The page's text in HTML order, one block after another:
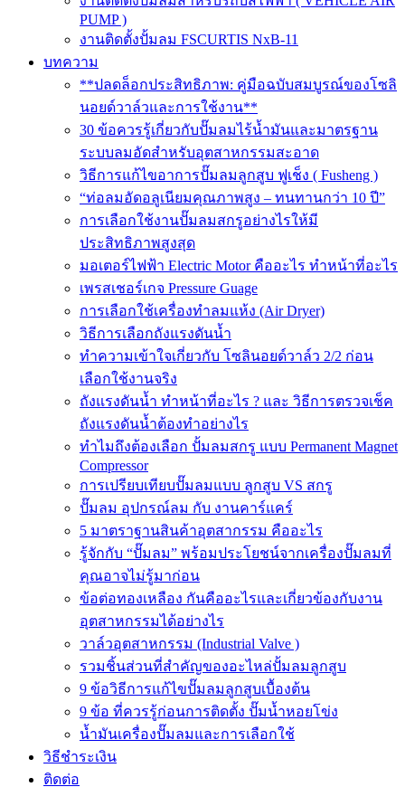
PUMP )
งานติดตั้งปั้มลม FSCURTIS NxB-11
บทความ
**ปลดล็อกประสิทธิภาพ: คู่มือฉบับสมบูรณ์ของโซลิ
นอยด์วาล์วและการใช้งาน**
30 ข้อควรรู้เกี่ยวกับปั๊มลมไร้น้ำมันและมาตรฐาน
ระบบลมอัดสำหรับอุตสาหกรรมสะอาด
วิธีการแก้ไขอาการปั๊มลมลูกสูบ ฟูเช็ง ( Fusheng )
“ท่อลมอัดอลูเนียมคุณภาพสูง – ทนทานกว่า 10 ปี”
การเลือกใช้งานปั๊มลมสกรูอย่างไรให้มี
ประสิทธิภาพสูงสุด
มอเตอร์ไฟฟ้า Electric Motor คืออะไร ทำหน้าที่อะไร
เพรสเชอร์เกจ Pressure Guage
การเลือกใช้เครื่องทำลมแห้ง (Air Dryer)
วิธีการเลือกถังแรงดันน้ำ
ทำความเข้าใจเกี่ยวกับ โซลินอยด์วาล์ว 2/2 ก่อน
เลือกใช้งานจริง
ถังแรงดันน้ำ ทำหน้าที่อะไร ? และ วิธีการตรวจเช็ค
ถังแรงดันน้ำต้องทำอย่างไร
ทำไมถึงต้องเลือก ปั้มลมสกรู แบบ Permanent Magnet
Compressor
การเปรียบเทียบปั๊มลมแบบ ลูกสูบ VS สกรู
ปั๊มลม อุปกรณ์ลม กับ งานคาร์แคร์
5 มาตราฐานสินค้าอุตสากรรม คืออะไร
รู้จักกับ “ปั๊มลม” พร้อมประโยชน์จากเครื่องปั๊มลมที่
คุณอาจไม่รู้มาก่อน
ข้อต่อทองเหลือง กันคืออะไรและเกี่ยวข้องกับงาน
อุตสาหกรรมได้อย่างไร
วาล์วอุตสาหกรรม (Industrial Valve )
รวมชิ้นส่วนที่สำคัญของอะไหล่ปั้มลมลูกสูบ
9 ข้อวิธีการแก้ไขปั๊มลมลูกสูบเบื้องต้น
9 ข้อ ที่ควรรู้ก่อนการติดตั้ง ปั๊มน้ำหอยโข่ง
น้ำมันเครื่องปั๊มลมและการเลือกใช้
วิธีชำระเงิน
ติดต่อ